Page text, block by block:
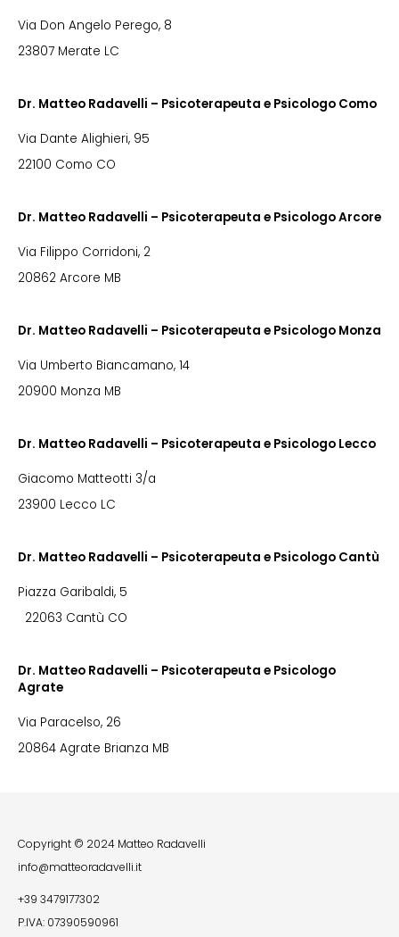
Via Don Angelo Perego, 8
23807 Merate LC
Dr. Matteo Radavelli – Psicoterapeuta e Psicologo Como
Via Dante Alighieri, 95
22100 Como CO
Dr. Matteo Radavelli – Psicoterapeuta e Psicologo Arcore
Via Filippo Corridoni, 2
20862 Arcore MB
Dr. Matteo Radavelli – Psicoterapeuta e Psicologo Monza
Via Umberto Biancamano, 14
20900 Monza MB
Dr. Matteo Radavelli – Psicoterapeuta e Psicologo Lecco
Giacomo Matteotti 3/a
23900 Lecco LC
Dr. Matteo Radavelli – Psicoterapeuta e Psicologo Cantù
Piazza Garibaldi, 5
22063 Cantù CO
Dr. Matteo Radavelli – Psicoterapeuta e Psicologo
Agrate
Via Paracelso, 26
20864 Agrate Brianza MB
Copyright © 2024 Matteo Radavelli
info@matteoradavelli.it
+39 3479177302
P.IVA: 07390590961